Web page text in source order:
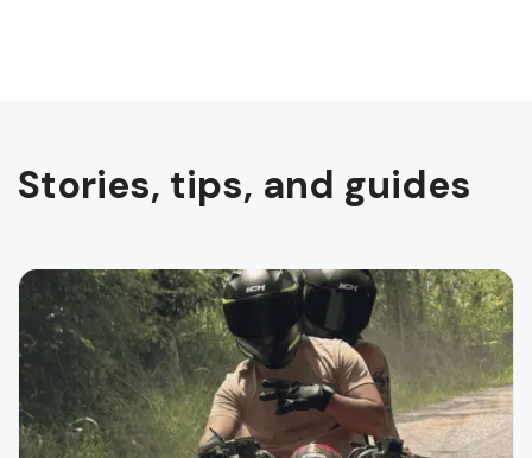
Stories, tips, and guides